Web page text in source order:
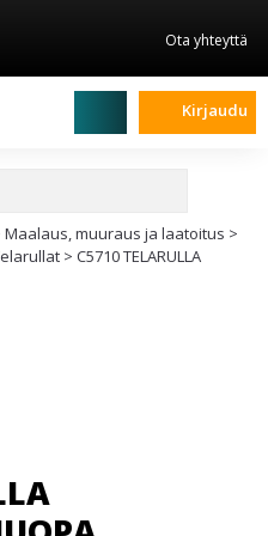
Ota yhteyttä
Kirjaudu
Maalaus, muuraus ja laatoitus >
> C5710 TELARULLA